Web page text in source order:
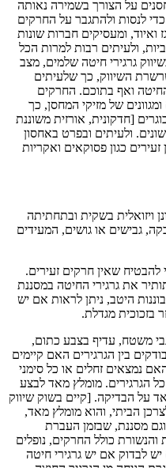
על הצורך בשמירה נאותה
לנסות ולהתגבר על החרקים
ומעסיקים חברות שונות
ולעיתים רבות למרות הכל
גרגירי חיטה שלמים, מצב
השיווק, כך שלעיתים
החיטה ואף בתוכם. החרקים
של מזיקי המחסן, כך
[חדקונית, אורזית משוננת
ולעיתים ובפרט באחסון
כגון פסוקאים ואקריות
ויזואלית בשקית ובתחתיתה
גבישים או גושים, המעידים
להבטיח שאין חרקים זעירים.
את גרגירי החיטה במסננת
היטב, ניתן לראות אם יש
בזכוכית מגדלת.
משטח, עדיף בצבע כתום,
בין הגרגירים האם קיימים
נמצאים זחלים או כל סימני
הגרגירים. מומלץ מאד לבצע
על הבדיקה. [קיים בשוק שיווק
הביתי, והוא מומלץ מאד,
מסננת, שבזמן העברת
כולל החרקים, נופלים
לבדוק אם יש גרגירי חיטה